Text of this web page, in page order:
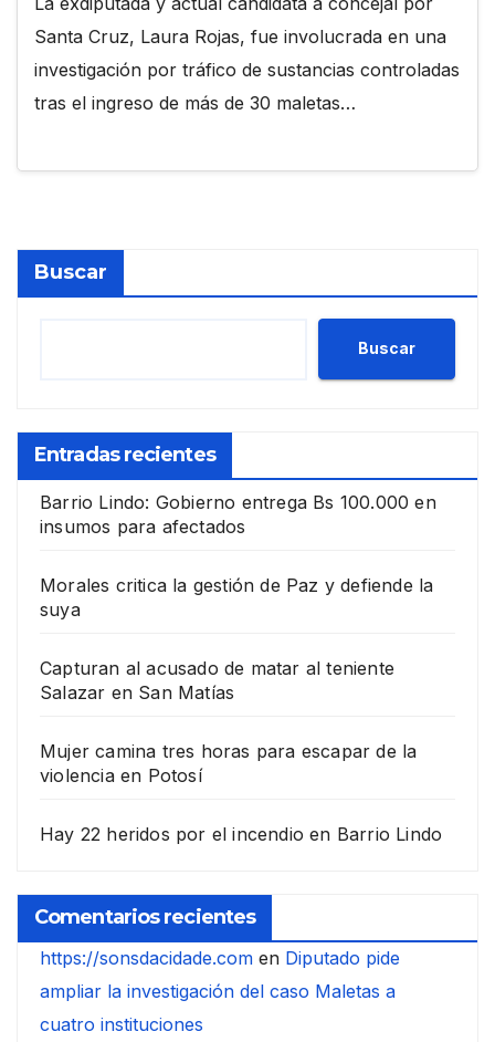
Santa Cruz, Laura Rojas, fue involucrada en una
investigación por tráfico de sustancias controladas
tras el ingreso de más de 30 maletas…
Buscar
Buscar
Entradas recientes
Barrio Lindo: Gobierno entrega Bs 100.000 en
insumos para afectados
Morales critica la gestión de Paz y defiende la
suya
Capturan al acusado de matar al teniente
Salazar en San Matías
Mujer camina tres horas para escapar de la
violencia en Potosí
Hay 22 heridos por el incendio en Barrio Lindo
Comentarios recientes
https://sonsdacidade.com en Diputado pide
ampliar la investigación del caso Maletas a
cuatro instituciones